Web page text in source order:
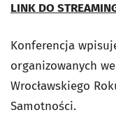
LINK DO
Konferencja
organizowanych
Wrocławskiego
Samotności.